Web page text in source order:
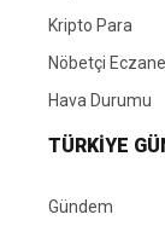
Kripto Para
Nöbetçi
Hava Durumu
TÜRKIYE
Gündem